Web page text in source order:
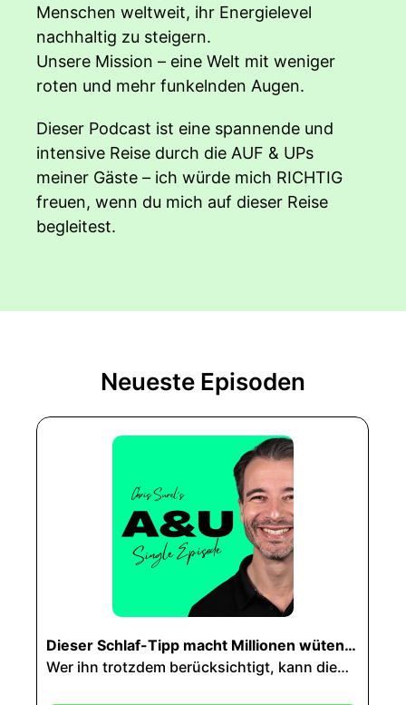
Menschen weltweit, ihr Energielevel
nachhaltig zu steigern.
Unsere Mission – eine Welt mit weniger
roten und mehr funkelnden Augen.
Dieser Podcast ist eine spannende und
intensive Reise durch die AUF & UPs
meiner Gäste – ich würde mich RICHTIG
freuen, wenn du mich auf dieser Reise
begleitest.
Neueste Episoden